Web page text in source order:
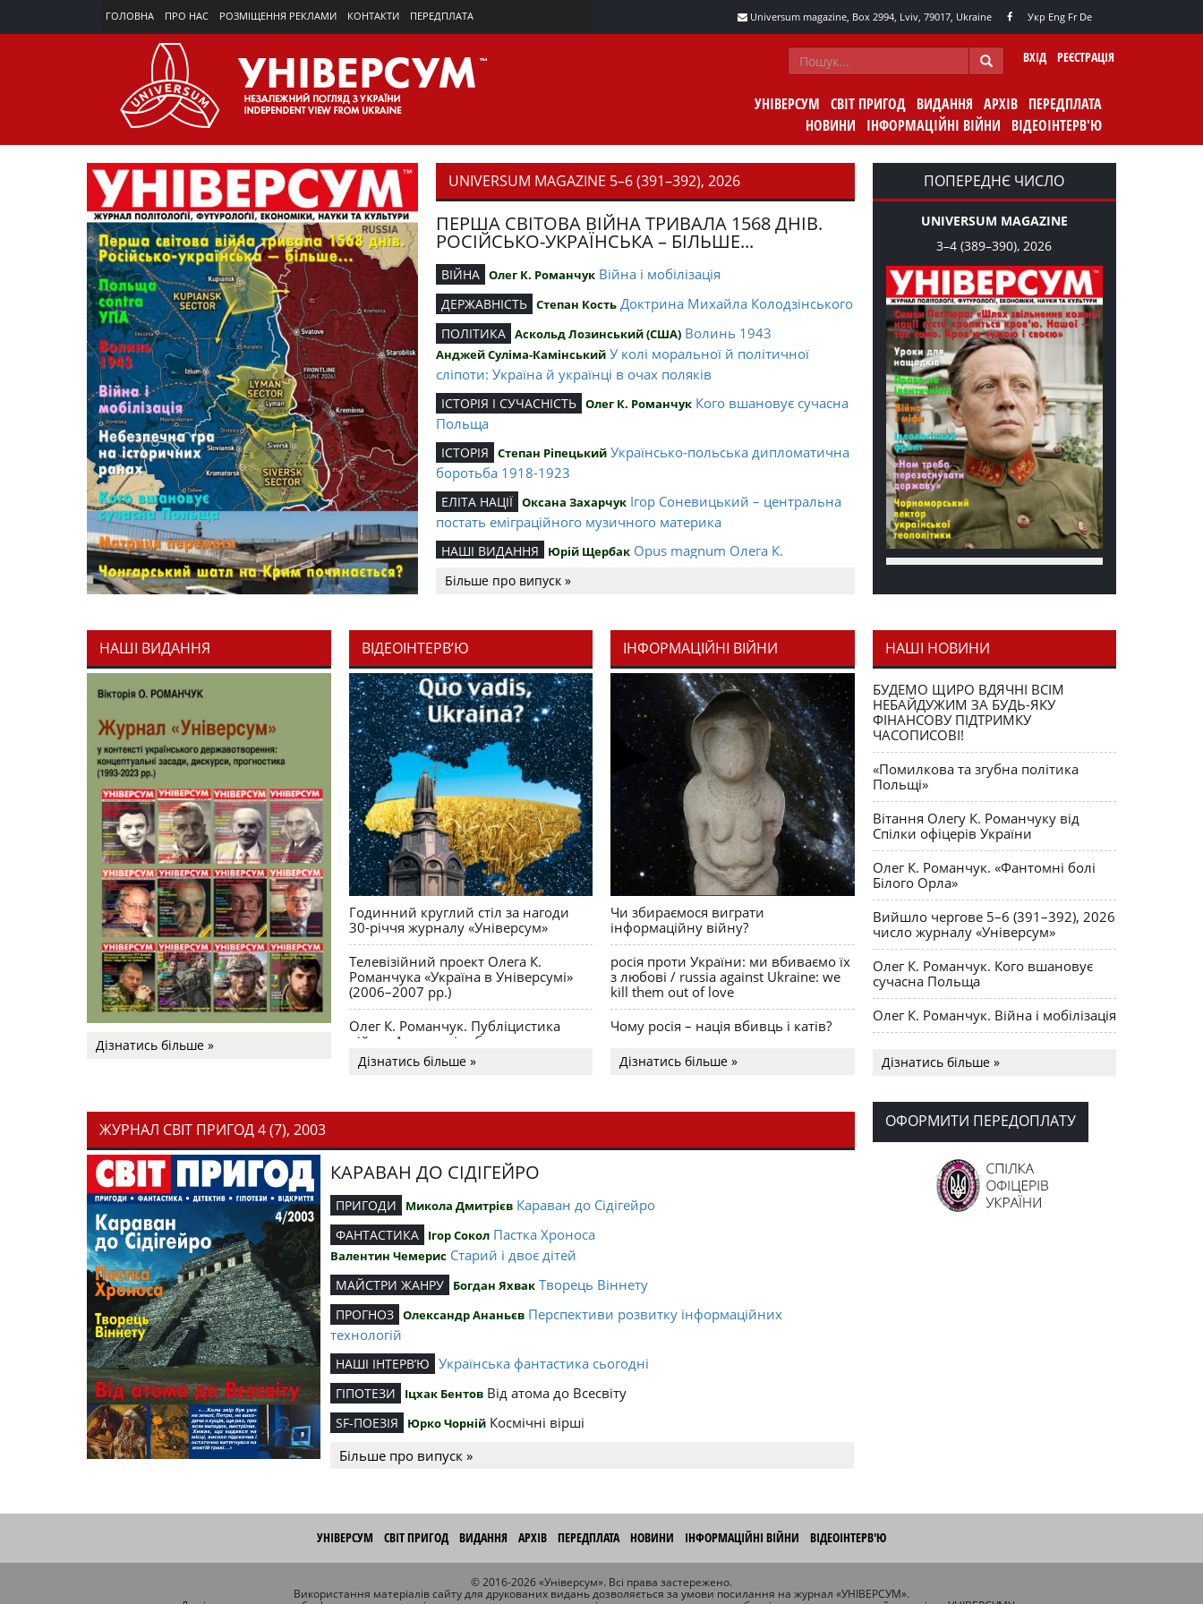
ГОЛОВНА ПРО НАС РОЗМІЩЕННЯ РЕКЛАМИ КОНТАКТИ ПЕРЕДПЛАТА Universum magazine, Box 2994, Lviv, 79017, Ukraine Укр Eng FrDe
ВХІД РЕЄСТРАЦІЯ
УНІВЕРСУМ СВІТ ПРИГОД ВИДАННЯ АРХІВ ПЕРЕДПЛАТА
НОВИНИ
ІНФОРМАЦІЙНІ ВІЙНИ ВІДЕОІНТЕРВ'Ю
UNIVERSUM MAGAZINE 5–6 (391–392), 2026
ПЕРША СВІТОВА ВІЙНА ТРИВАЛА 1568 ДНІВ.
РОСІЙСЬКО-УКРАЇНСЬКА – БІЛЬШЕ...
ВІЙНА Олег К. Романчук Війна і мобілізація
ДЕРЖАВНІСТЬ Степан Кость Доктрина Михайла Колодзінського
ПОЛІТИКА Аскольд Лозинський (США) Волинь 1943
Анджей Суліма-Камінський У колі моральної й політичної
сліпоти: Україна й українці в очах поляків
ІСТОРІЯ І СУЧАСНІСТЬ Олег К. Романчук Кого вшановує сучасна
Польща
ІСТОРІЯ Степан Ріпецький Українсько-польська дипломатична
боротьба 1918-1923
ЕЛІТА НАЦІЇ Оксана Захарчук Ігор Соневицький – центральна
постать еміграційного музичного материка
НАШІ ВИДАННЯ Юрій Щербак Opus magnum Олега К.
Романчука
СЛОВО РЕДАКЦІЙНЕ Олег К. Романчук Журавель і синиця як
уособлення української політстратегії й тактики
Більше про випуск »
ПОПЕРЕДНЄ ЧИСЛО
UNIVERSUM MAGAZINE
3–4 (389–390), 2026
НАШІ ВИДАННЯ
Дізнатись більше »
ВІДЕОІНТЕРВ’Ю
Годинний круглий стіл за нагоди
30-річчя журналу «Універсум»
Телевізійний проект Олега К.
Романчука «Україна в Універсумі»
(2006–2007 рр.)
Олег К. Романчук. Публіцистика
війни. Акценти і табу
Дізнатись більше »
ІНФОРМАЦІЙНІ ВІЙНИ
Чи збираємося виграти
інформаційну війну?
росія проти України: ми вбиваємо їх
з любові / russia against Ukraine: we
kill them out of love
Чому росія – нація вбивць і катів?
Дізнатись більше »
НАШІ НОВИНИ
БУДЕМО ЩИРО ВДЯЧНІ ВСІМ
НЕБАЙДУЖИМ ЗА БУДЬ-ЯКУ
ФІНАНСОВУ ПІДТРИМКУ
ЧАСОПИСОВІ!
«Помилкова та згубна політика
Польщі»
Вітання Олегу К. Романчуку від
Спілки офіцерів України
Олег К. Романчук. «Фантомні болі
Білого Орла»
Вийшло чергове 5–6 (391–392), 2026
число журналу «Універсум»
Олег К. Романчук. Кого вшановує
сучасна Польща
Олег К. Романчук. Війна і мобілізація
долучилися до найбільшої
День Вишиванки в Норт Порті
OPUS MAGNUM Олега К. Романчука
Дізнатись більше »
ЖУРНАЛ СВІТ ПРИГОД 4 (7), 2003
КАРАВАН ДО СІДІГЕЙРО
ПРИГОДИ Микола Дмитрієв Караван до Сідігейро
ФАНТАСТИКА Ігор Сокол Пастка Хроноса
Валентин Чемерис Старий і двоє дітей
МАЙСТРИ ЖАНРУ Богдан Яхвак Творець Віннету
ПРОГНОЗ Олександр Ананьєв Перспективи розвитку інформаційних
технологій
НАШІ ІНТЕРВ’Ю Українська фантастика сьогодні
ГІПОТЕЗИ Іцхак Бентов Від атома до Всесвіту
SF-ПОЕЗІЯ Юрко Чорній Космічні вірші
Більше про випуск »
ОФОРМИТИ ПЕРЕДОПЛАТУ
УНІВЕРСУМ СВІТ ПРИГОД ВИДАННЯ АРХІВ ПЕРЕДПЛАТА НОВИНИ ІНФОРМАЦІЙНІ ВІЙНИ ВІДЕОІНТЕРВ'Ю
© 2016-2026 «Універсум». Всі права застережено.
Використання матеріалів сайту для друкованих видань дозволяється за умови посилання на журнал «УНІВЕРСУМ».